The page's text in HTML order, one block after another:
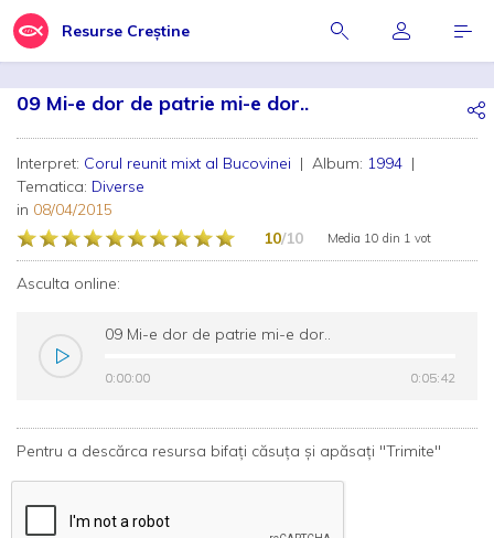
Resurse Creștine
09 Mi-e dor de patrie mi-e dor..
Interpret: Corul reunit mixt al Bucovinei | Album: 1994 |
Tematica: Diverse
in 08/04/2015
10/10 Media 10 din 1 vot
Asculta online:
09 Mi-e dor de patrie mi-e dor..
0:00:00 0:05:42
0:00:00 0:05:42
Pentru a descărca resursa bifați căsuța și apăsați "Trimite"